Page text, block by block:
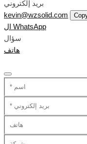
بريد إلكتروني
kevin@wzsolid.com
ال WhatsApp
سؤال
هاتف